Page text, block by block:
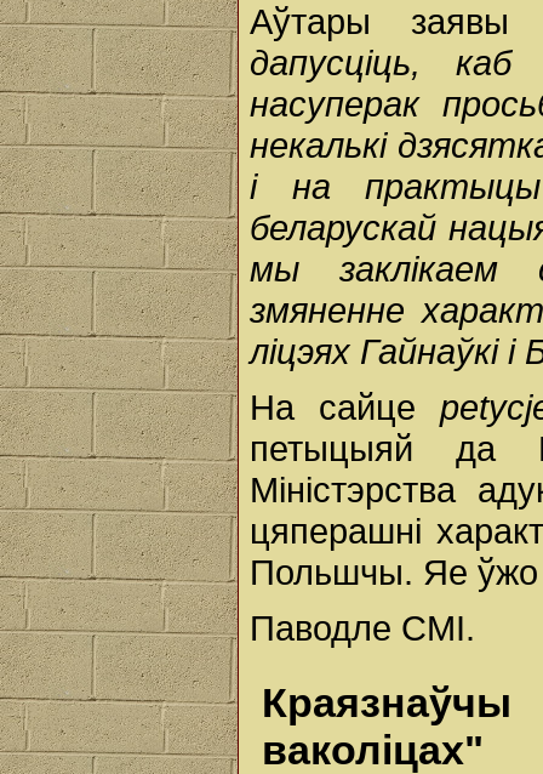
Аўтары заявы
дапусціць,
насуперак
некалькі
і на практыцы
беларускай
мы заклікаем
змяненне
ліцэях Гайнаўкі
На сайце
петыцыяй да
Міністэрства
цяперашні
Польшчы. Яе ўжо
Паводле СМІ.
Краязнаўчы
ваколіцах"